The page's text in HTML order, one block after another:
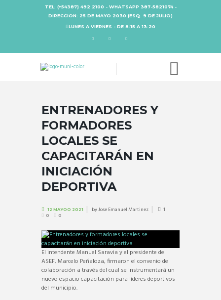
TEL: (+54387) 492 2100 - WHATSAPP 387-5821074 -
DIRECCION: 25 DE MAYO 2030 (ESQ. 9 DE JULIO)
LUNES A VIERNES - DE 8:15 A 13:20
ENTRENADORES Y
FORMADORES
LOCALES SE
CAPACITARÁN EN
INICIACIÓN
DEPORTIVA
12 MAYOO 2021 byJose Emanuel Martinez 1
0 0
El intendente Manuel Saravia y el presidente de
ASEF, Marcelo Peñaloza, firmaron el convenio de
colaboración a través del cual se instrumentará un
nuevo espacio capacitación para líderes deportivos
del municipio.